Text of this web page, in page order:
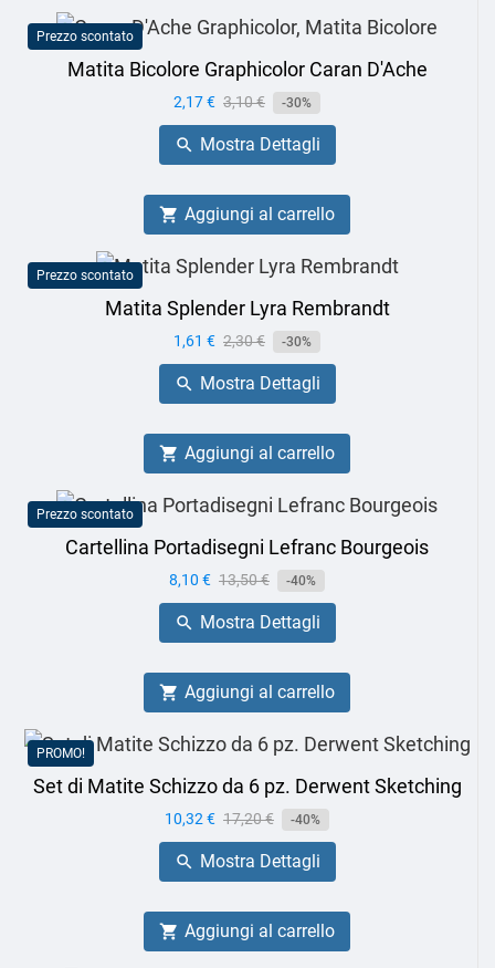
Prezzo scontato
Matita Bicolore Graphicolor Caran D'Ache
Prezzo
2,17 € Prezzo
base
3,10 € -30%
 Mostra Dettagli
 Aggiungi al carrello
Prezzo scontato
Matita Splender Lyra Rembrandt
Prezzo
1,61 € Prezzo
base
2,30 € -30%
 Mostra Dettagli
 Aggiungi al carrello
Prezzo scontato
Cartellina Portadisegni Lefranc Bourgeois
Prezzo
8,10 € Prezzo
base
13,50 € -40%
 Mostra Dettagli
 Aggiungi al carrello
PROMO!
Set di Matite Schizzo da 6 pz. Derwent Sketching
Prezzo
10,32 € Prezzo
base
17,20 € -40%
 Mostra Dettagli
 Aggiungi al carrello